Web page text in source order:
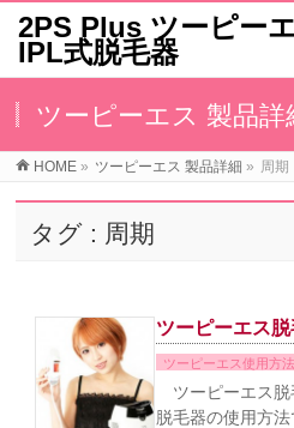
2PS Plus ツーピー
IPL式脱毛器
ツーピーエス 製品詳
HOME » ツーピーエス 製品詳細 » 周期
タグ : 周期
ツーピーエス
ツーピーエス使用方
ツーピーエス脱
脱毛器の使用方